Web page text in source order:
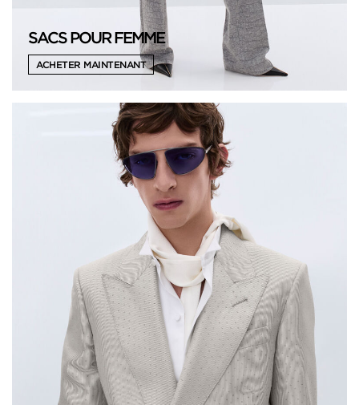
SACS POUR FEMME
ACHETER MAINTENANT